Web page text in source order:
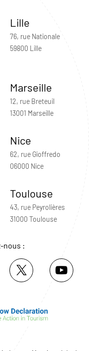
Lille
76, rue Nationale
59800 Lille
Marseille
12, rue Breteuil
13001 Marseille
Nice
62, rue Gioffredo
06000 Nice
Toulouse
43, rue Peyrolières
31000 Toulouse
nous :